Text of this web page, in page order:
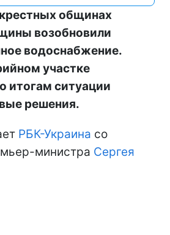
общинах
возобновили
водоснабжение.
участке
итогам ситуации
решения.
РБК-Украина со
министра Сергея